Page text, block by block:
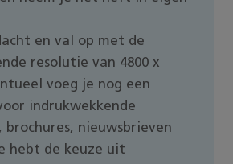
en val op met de
resolutie van 4800 x
voeg je nog een
indrukwekkende
brochures, nieuwsbrieven
hebt de keuze uit